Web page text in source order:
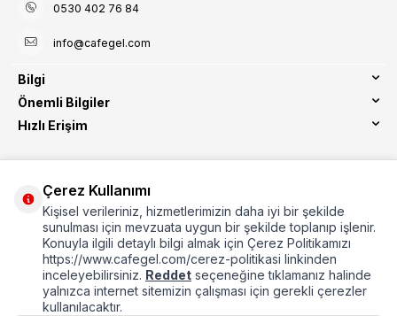
0530 402 76 84
info@cafegel.com
Bilgi
Önemli Bilgiler
Hızlı Erişim
Etbis Kayıtlıdır
Çerez Kullanımı
Kişisel verileriniz, hizmetlerimizin daha iyi bir şekilde
sunulması için mevzuata uygun bir şekilde toplanıp işlenir.
Konuyla ilgili detaylı bilgi almak için Çerez Politikamızı
https://www.cafegel.com/cerez-politikasi linkinden
inceleyebilirsiniz. Reddet seçeneğine tıklamanız halinde
yalnızca internet sitemizin çalışması için gerekli çerezler
kullanılacaktır.